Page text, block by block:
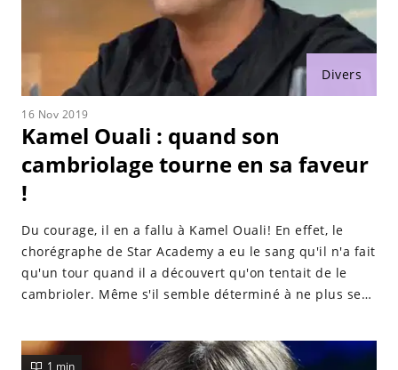
Divers
16 Nov 2019
Kamel Ouali : quand son
cambriolage tourne en sa faveur
!
Du courage, il en a fallu à Kamel Ouali! En effet, le
chorégraphe de Star Academy a eu le sang qu'il n'a fait
qu'un tour quand il a découvert qu'on tentait de le
cambrioler. Même s'il semble déterminé à ne plus se
le marquer le reste de sa vie. Jugez plutôt.
1 min